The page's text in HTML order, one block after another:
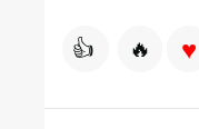
👍 🔥 ♥